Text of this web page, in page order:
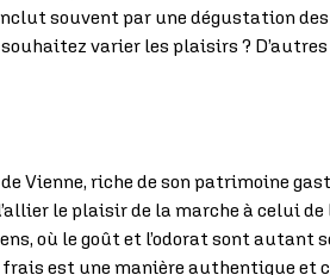
souvent par une dégustation
varier les plaisirs ?
Vienne, riche de son patrimoine
le plaisir de la marche à celui
où le goût et l’odorat sont autant
est une manière authentique et